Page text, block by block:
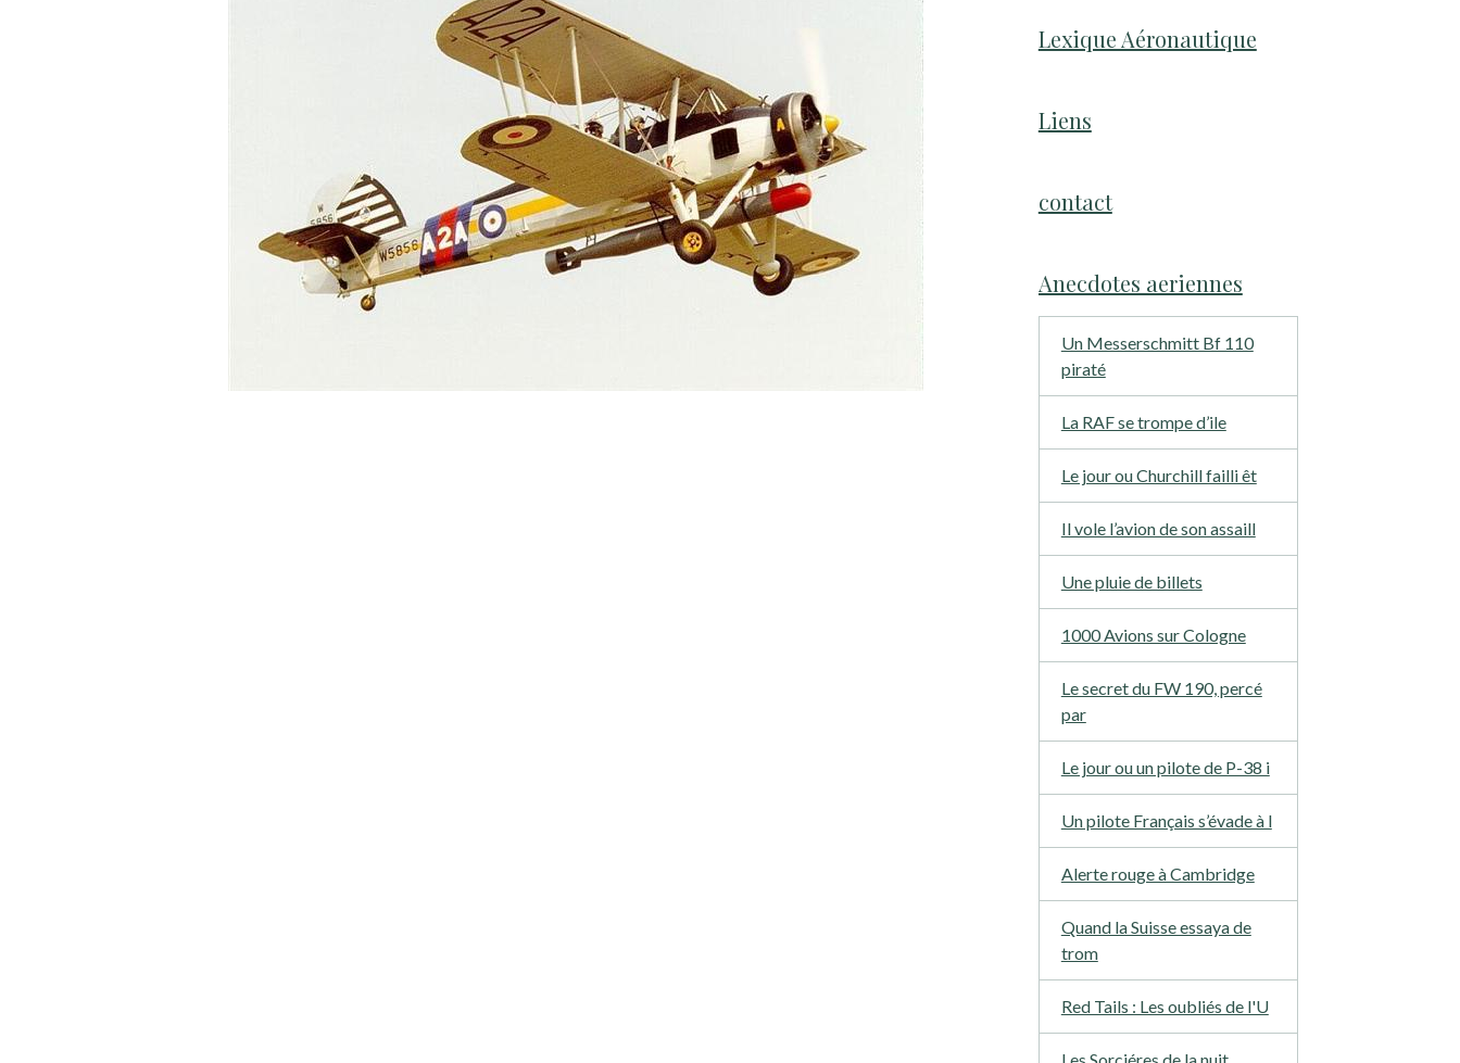
Lexique Aéronautique
Liens
contact
Anecdotes aeriennes
Un Messerschmitt Bf 110
piraté
La RAF se trompe d’ile
Le jour ou Churchill failli êt
Il vole l’avion de son assaill
Une pluie de billets
1000 Avions sur Cologne
Le secret du FW 190, percé
par
Le jour ou un pilote de P-38 i
Un pilote Français s’évade à l
Alerte rouge à Cambridge
Quand la Suisse essaya de
trom
Red Tails : Les oubliés de l'U